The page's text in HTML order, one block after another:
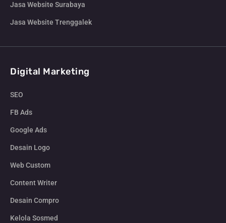
Jasa Website Surabaya
Jasa Website Trenggalek
Digital Marketing
SEO
FB Ads
Google Ads
Desain Logo
Web Custom
Content Writer
Desain Compro
Kelola Sosmed